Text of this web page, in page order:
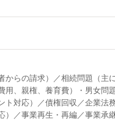
からの請求）／相続問題（主
用、親権、養育費）・男女問
ト対応）／債権回収／企業法
）／事業再生・再編／事業承